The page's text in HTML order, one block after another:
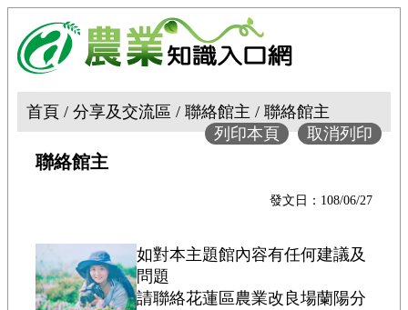
首頁 / 分享及交流區 / 聯絡館主 / 聯絡館主
取消列印
列印本頁
聯絡館主
發文日：108/06/27
如對本主題館內容有任何建議及
問題
請聯絡花蓮區農業改良場蘭陽分